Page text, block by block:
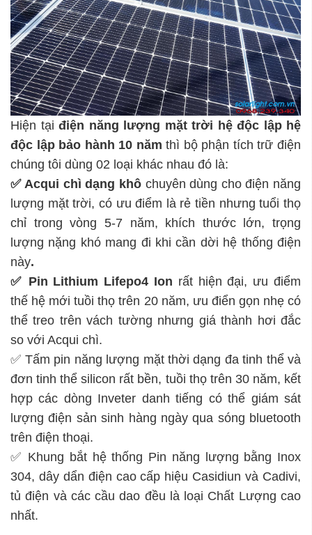
Hiện tại điện năng lượng mặt trời hệ độc lập hệ
độc lập bảo hành 10 năm thì bộ phận tích trữ điện
chúng tôi dùng 02 loại khác nhau đó là:
✅ Acqui chì dạng khô chuyên dùng cho điện năng
lượng mặt trời, có ưu điểm là rẻ tiền nhưng tuổi thọ
chỉ trong vòng 5-7 năm, khích thước lớn, trọng
lượng nặng khó mang đi khi cần dời hệ thống điện
này.
✅ Pin Lithium Lifepo4 Ion rất hiện đại, ưu điểm
thế hệ mới tuồi thọ trên 20 năm, ưu điển gọn nhẹ có
thể treo trên vách tường nhưng giá thành hơi đắc
so với Acqui chì.
✅ Tấm pin năng lượng mặt thời dạng đa tinh thể và
đơn tinh thể silicon rất bền, tuồi thọ trên 30 năm, kết
hợp các dòng Inveter danh tiếng có thể giám sát
lượng điện sản sinh hàng ngày qua sóng bluetooth
trên điện thoại.
✅ Khung bắt hệ thống Pin năng lượng bằng Inox
304, dây dẩn điện cao cấp hiệu Casidiun và Cadivi,
tủ điện và các cầu dao đều là loại Chất Lượng cao
nhất.